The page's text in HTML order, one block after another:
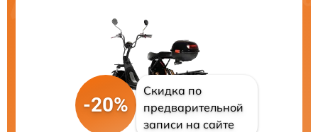
-20%
Скидка по
предварительной
записи на сайте